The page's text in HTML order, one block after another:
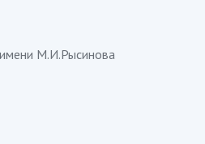
М.И.Рысинова